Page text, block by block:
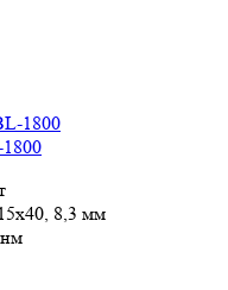
8,3 мм